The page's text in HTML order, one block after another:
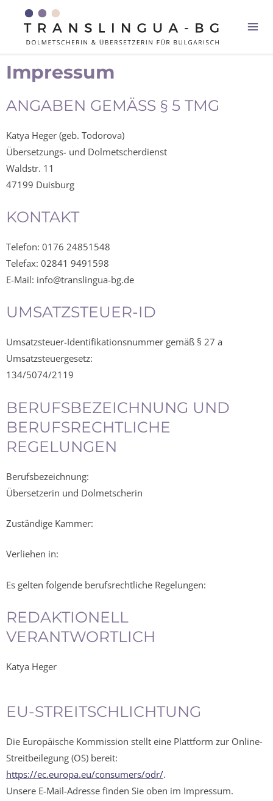
Impressum
ANGABEN GEMÄSS § 5 TMG
Katya Heger (geb. Todorova)
Übersetzungs- und Dolmetscherdienst
Waldstr. 11
47199 Duisburg
KONTAKT
Telefon: 0176 24851548
Telefax: 02841 9491598
E-Mail: info@translingua-bg.de
UMSATZSTEUER-ID
Umsatzsteuer-Identifikationsnummer gemäß § 27 a
Umsatzsteuergesetz:
134/5074/2119
BERUFSBEZEICHNUNG UND
BERUFSRECHTLICHE
REGELUNGEN
Berufsbezeichnung:
Übersetzerin und Dolmetscherin
Zuständige Kammer:
Verliehen in:
Es gelten folgende berufsrechtliche Regelungen:
REDAKTIONELL
VERANTWORTLICH
Katya Heger
EU-STREITSCHLICHTUNG
Die Europäische Kommission stellt eine Plattform zur Online-
Streitbeilegung (OS) bereit:
https://ec.europa.eu/consumers/odr/.
Unsere E-Mail-Adresse finden Sie oben im Impressum.